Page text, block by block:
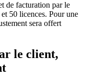
de facturation par le
50 licences. Pour une
sera offert
le client,